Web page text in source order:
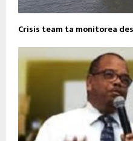
Crisis team ta monitorea